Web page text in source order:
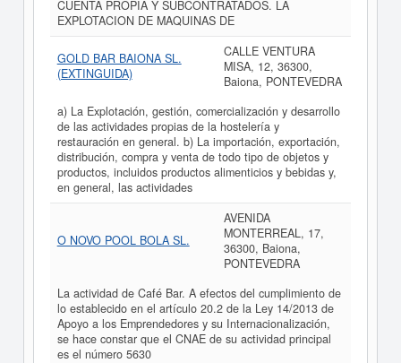
CUENTA PROPIA Y SUBCONTRATADOS. LA
EXPLOTACION DE MAQUINAS DE
GOLD BAR BAIONA SL.
(EXTINGUIDA)
CALLE VENTURA
MISA, 12, 36300,
Baiona, PONTEVEDRA
a) La Explotación, gestión, comercialización y desarrollo
de las actividades propias de la hostelería y
restauración en general. b) La importación, exportación,
distribución, compra y venta de todo tipo de objetos y
productos, incluidos productos alimenticios y bebidas y,
en general, las actividades
O NOVO POOL BOLA SL.
AVENIDA
MONTERREAL, 17,
36300, Baiona,
PONTEVEDRA
La actividad de Café Bar. A efectos del cumplimiento de
lo establecido en el artículo 20.2 de la Ley 14/2013 de
Apoyo a los Emprendedores y su Internacionalización,
se hace constar que el CNAE de su actividad principal
es el número 5630